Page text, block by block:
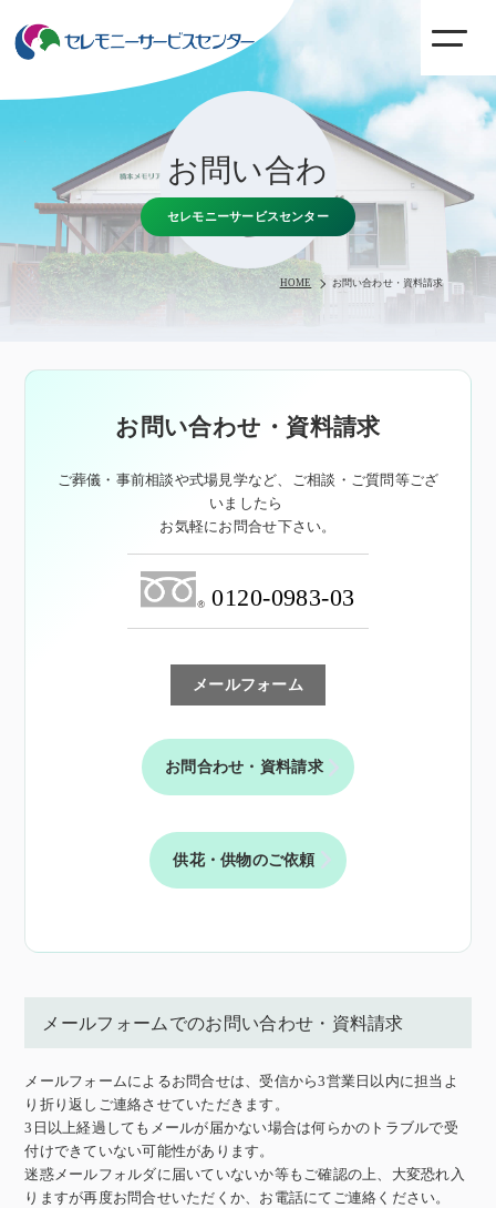
toggle
お問い合わ
せ
セレモニーサービスセンター
HOME お問い合わせ・資料請求
お問い合わせ・資料請求
ご葬儀・事前相談や式場見学など、ご相談・ご質問等ござ
いましたら
お気軽にお問合せ下さい。
0120-0983-03
メールフォーム
お問合わせ・資料請求
供花・供物のご依頼
メールフォームでのお問い合わせ・資料請求
メールフォームによるお問合せは、受信から3営業日以内に担当よ
り折り返しご連絡させていただきます。
3日以上経過してもメールが届かない場合は何らかのトラブルで受
付けできていない可能性があります。
迷惑メールフォルダに届いていないか等もご確認の上、大変恐れ入
りますが再度お問合せいただくか、お電話にてご連絡ください。